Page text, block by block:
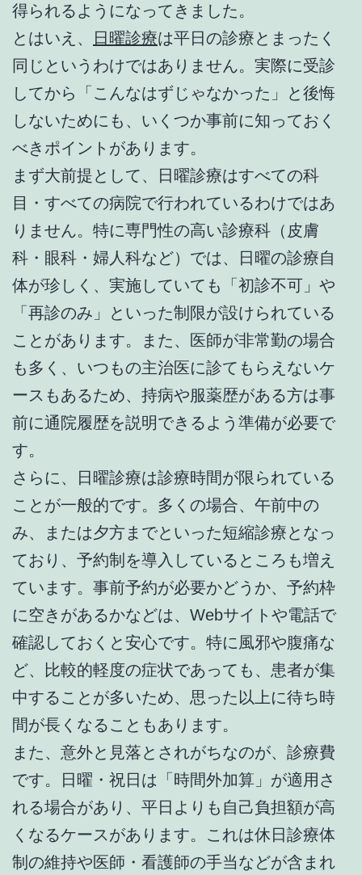
得られるようになってきました。
とはいえ、
日曜診療は平日の診療とまったく
同じというわけではありません。実際に受診
してから「こんなはずじゃなかった」と後悔
しないためにも、いくつか事前に知っておく
べきポイントがあります。
まず大前提として、日曜診療はすべての科
目・すべての病院で行われているわけではあ
りません。特に専門性の高い診療科（皮膚
科・眼科・婦人科など）では、日曜の診療自
体が珍しく、実施していても「初診不可」や
「再診のみ」といった制限が設けられている
ことがあります。また、医師が非常勤の場合
も多く、いつもの主治医に診てもらえないケ
ースもあるため、持病や服薬歴がある方は事
前に通院履歴を説明できるよう準備が必要で
す。
さらに、日曜診療は診療時間が限られている
ことが一般的です。多くの場合、午前中の
み、または夕方までといった短縮診療となっ
ており、予約制を導入しているところも増え
ています。事前予約が必要かどうか、予約枠
に空きがあるかなどは、Webサイトや電話で
確認しておくと安心です。特に風邪や腹痛な
ど、比較的軽度の症状であっても、患者が集
中することが多いため、思った以上に待ち時
間が長くなることもあります。
また、意外と見落とされがちなのが、診療費
です。日曜・祝日は「時間外加算」が適用さ
れる場合があり、平日よりも自己負担額が高
くなるケースがあります。これは休日診療体
制の維持や医師・看護師の手当などが含まれ